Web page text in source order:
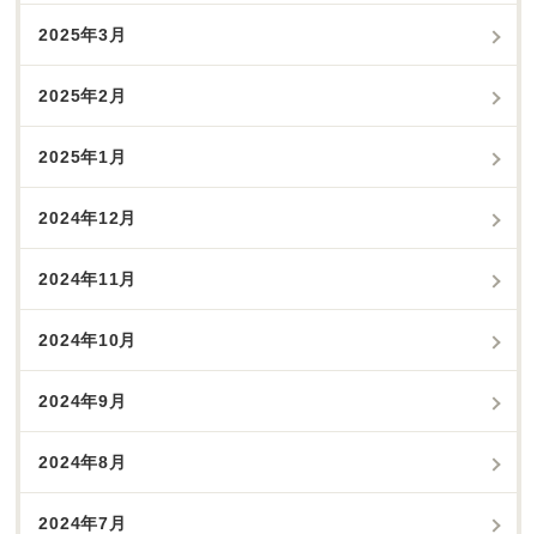
2025年3月
2025年2月
2025年1月
2024年12月
2024年11月
2024年10月
2024年9月
2024年8月
2024年7月